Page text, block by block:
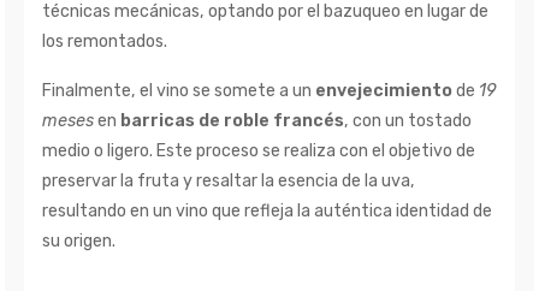
técnicas mecánicas, optando por el bazuqueo en lugar de
los remontados.
Finalmente, el vino se somete a un envejecimientode 19
mesesen barricas de roble francés, con un tostado
medio o ligero. Este proceso se realiza con el objetivo de
preservar la fruta y resaltar la esencia de la uva,
resultando en un vino que refleja la auténtica identidad de
su origen.